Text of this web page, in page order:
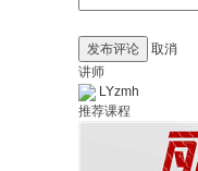
发布评论
取消
讲师
LYzmh
推荐课程